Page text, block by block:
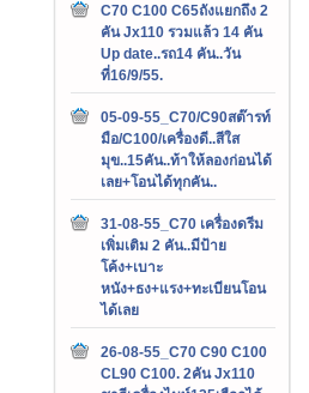
C70 C100 C65ถังแยกถึง 2
คัน Jx110 รวมแล้ว 14 คัน
Up date..รถ14 คัน..วัน
ที่16/9/55.
05-09-55_C70/C90สต๊ารท์
มือ/C100/เครื่องดี..สีใส
มุข..15คัน..ท้าให้ลองก่อนได้
เลย+โอนได้ทุกคัน..
31-08-55_C70 เครื่องดรีม
เพิ่มเติม 2 คัน..มีป้าย
โค้ง+เบาะ
หนัง+ธง+แรง+ทะเบียนโอน
ได้เลย
26-08-55_C70 C90 C100
CL90 C100. 2คัน Jx110